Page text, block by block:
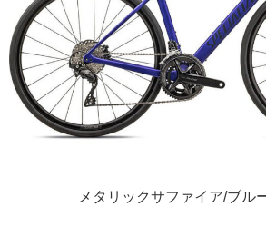
メタリックサファイア/ブル